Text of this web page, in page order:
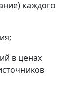
каждого
в ценах